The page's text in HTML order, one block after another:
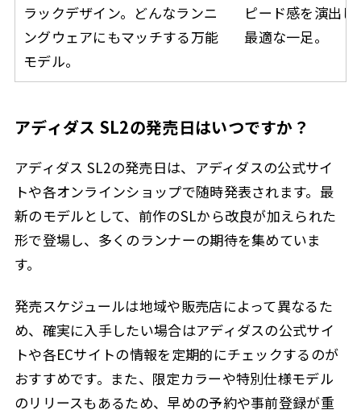
ラックデザイン。どんなランニ
ングウェアにもマッチする万能
モデル。
ピード感を演出
最適な一足。
アディダス SL2の発売日はいつですか？
アディダス SL2の発売日は、アディダスの公式サイ
トや各オンラインショップで随時発表されます。最
新のモデルとして、前作のSLから改良が加えられた
形で登場し、多くのランナーの期待を集めていま
す。
発売スケジュールは地域や販売店によって異なるた
め、確実に入手したい場合はアディダスの公式サイ
トや各ECサイトの情報を定期的にチェックするのが
おすすめです。また、限定カラーや特別仕様モデル
のリリースもあるため、早めの予約や事前登録が重